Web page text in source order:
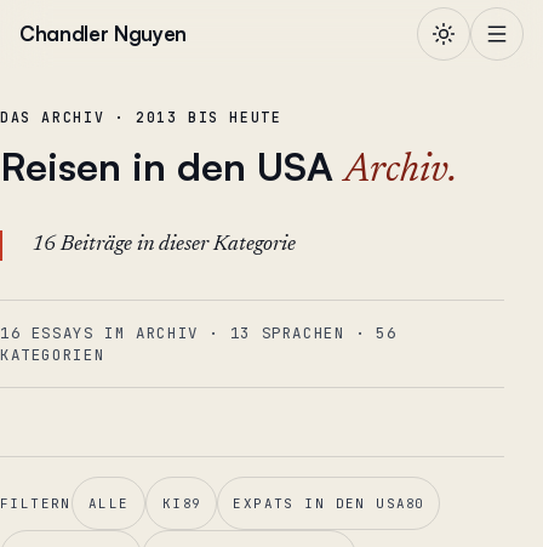
Chandler Nguyen
DAS ARCHIV · 2013 BIS HEUTE
Reisen in den USA Archiv.
16 Beiträge in dieser Kategorie
16 ESSAYS IM ARCHIV · 13 SPRACHEN ·56
KATEGORIEN
FILTERN ALLE KI 89 EXPATS IN DEN USA 80